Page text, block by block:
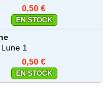
0,50 €
EN STOCK
1
0,50 €
EN STOCK